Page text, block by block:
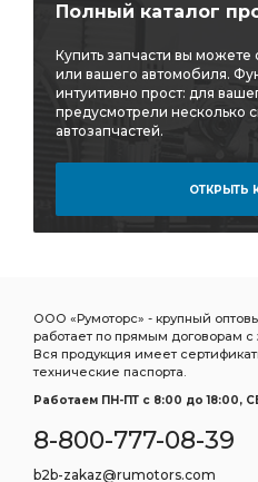
Полный каталог
Купить запчасти вы
или вашего автомобиля.
интуитивно прост: для
предусмотрели несколько
автозапчастей.
ОТКРЫТЬ
ООО «Румоторс» - крупный
работает по прямым договорам
Вся продукция имеет
технические паспорта.
Работаем ПН-ПТ c 8:00 до 18:00,
8-800-777-08-39
b2b-zakaz@rumotors.com